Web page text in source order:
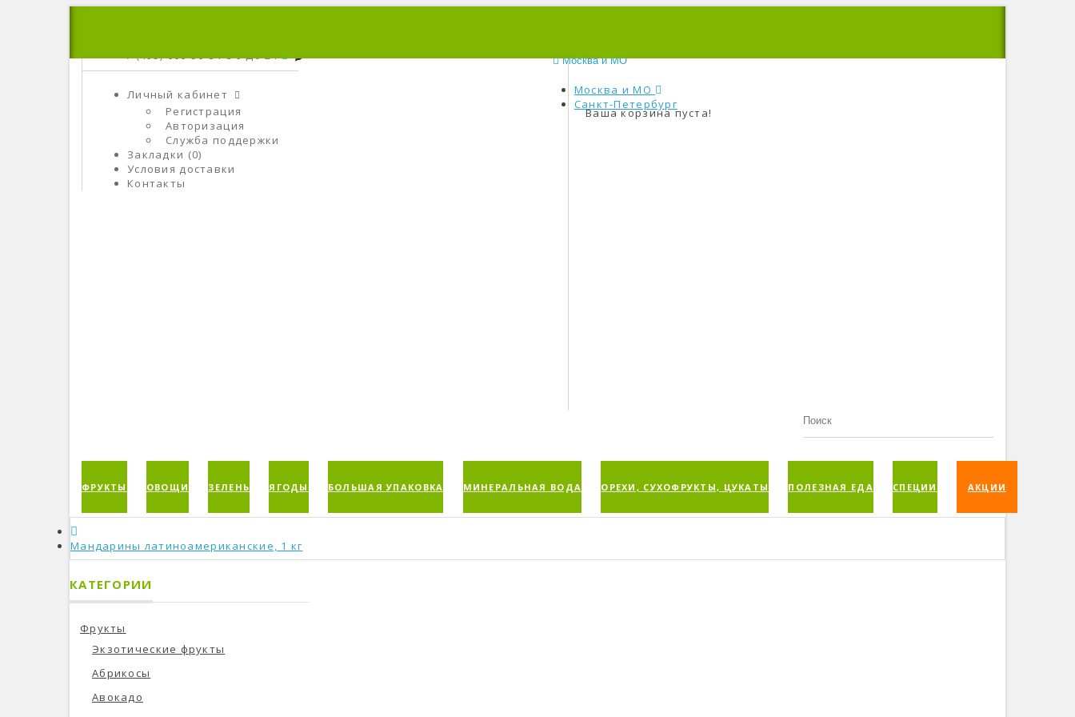
+7 (495) 666-56-84C 9 До 21
Личный кабинет
Регистрация
Авторизация
Служба поддержки
Закладки (0)
Условия доставки
Контакты
Ваша корзина пуста!
Москва и МО
Москва и МО
Санкт-Петербург
ФРУКТЫ ОВОЩИ ЗЕЛЕНЬ ЯГОДЫ БОЛЬШАЯ УПАКОВКА МИНЕРАЛЬНАЯ ВОДА ОРЕХИ, СУХОФРУКТЫ, ЦУКАТЫ ПОЛЕЗНАЯ ЕДА СПЕЦИИ АКЦИИ
Мандарины латиноамериканские, 1 кг
КАТЕГОРИИ
Фрукты
Экзотические фрукты
Абрикосы
Авокадо